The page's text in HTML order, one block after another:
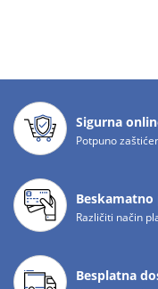
Sigurna
Potpuno
Beskamatno
Različiti način
Besplatna